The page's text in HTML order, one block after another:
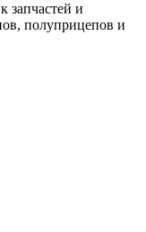
и
полуприцепов и